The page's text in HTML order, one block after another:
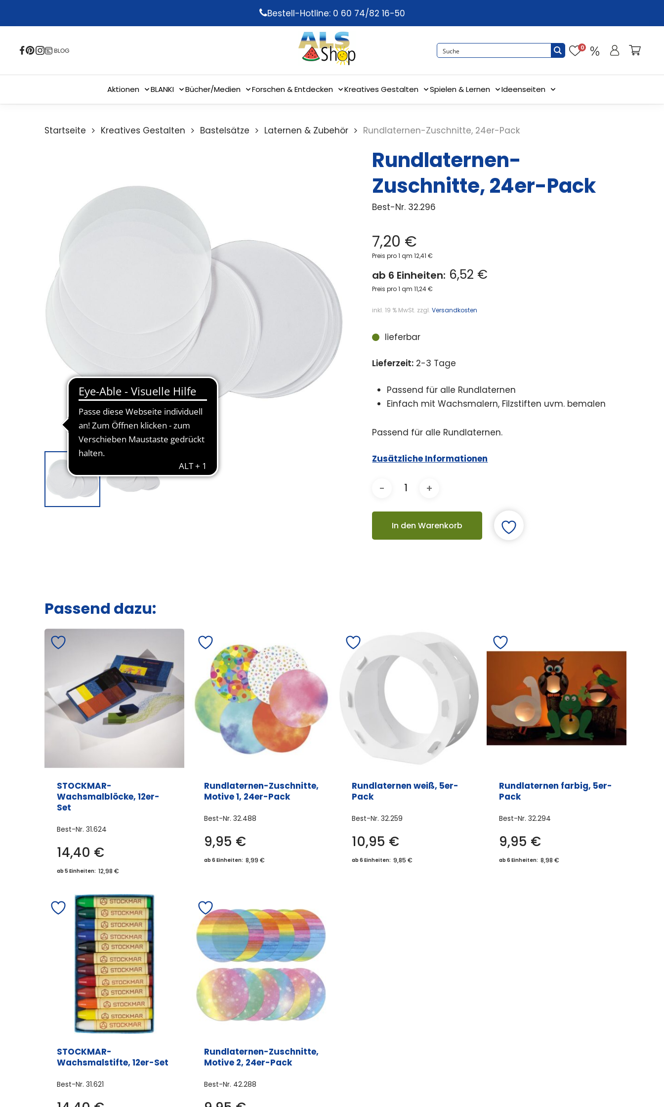
content
Bestell-Hotline: 0 60 74/82 16-50
0
Aktionen BLANKI Bücher/Medien Forschen & Entdecken Kreatives Gestalten Spielen & Lernen Ideenseiten
Startseite Kreatives Gestalten Bastelsätze Laternen & Zubehör Rundlaternen-Zuschnitte, 24er-Pack
Rundlaternen-
Zuschnitte, 24er-Pack
Best-Nr. 32.296
7,20 €
Preis pro 1 qm 12,41 €
ab 6 Einheiten: 6,52 €
Preis pro 1 qm 11,24 €
inkl. 19 % MwSt. zzgl.Versandkosten
lieferbar
Lieferzeit: 2-3 Tage
Passend für alle Rundlaternen
Einfach mit Wachsmalern, Filzstiften uvm. bemalen
Passend für alle Rundlaternen.
Zusätzliche Informationen
In den Warenkorb
Passend dazu:
STOCKMAR-
Wachsmalblöcke, 12er-
Set
Best-Nr. 31.624
14,40 €
ab 5 Einheiten: 12,98 €
Rundlaternen-Zuschnitte,
Motive 1, 24er-Pack
Best-Nr.32.488
9,95 €
ab 6 Einheiten: 8,99 €
auf.
Die
Optionen
können
auf
der
Produktseite
gewählt
werden
Rundlaternen weiß, 5er-
Pack
Best-Nr. 32.259
10,95 €
ab 6 Einheiten: 9,85 €
Rundlaternen farbig, 5er-
Pack
Best-Nr. 32.294
9,95 €
ab 6 Einheiten: 8,98 €
STOCKMAR-
Wachsmalstifte, 12er-Set
Best-Nr. 31.621
Rundlaternen-Zuschnitte,
Motive 2, 24er-Pack
Best-Nr. 42.288